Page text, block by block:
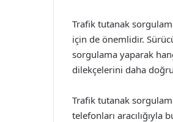
Trafik tutanak
için de önemlidir.
sorgulama yaparak
dilekçelerini daha
Trafik tutanak
telefonları